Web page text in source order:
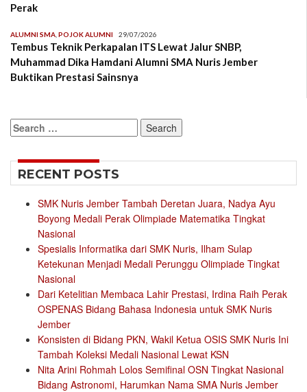
Perak
ALUMNI SMA POJOK ALUMNI 29/07/2026
Tembus Teknik Perkapalan ITS Lewat Jalur SNBP,
Muhammad Dika Hamdani Alumni SMA Nuris Jember
Buktikan Prestasi Sainsnya
Search
for:
RECENT POSTS
SMK Nuris Jember Tambah Deretan Juara, Nadya Ayu
Boyong Medali Perak Olimpiade Matematika Tingkat
Nasional
Spesialis Informatika dari SMK Nuris, Ilham Sulap
Ketekunan Menjadi Medali Perunggu Olimpiade Tingkat
Nasional
Dari Ketelitian Membaca Lahir Prestasi, Irdina Raih Perak
OSPENAS Bidang Bahasa Indonesia untuk SMK Nuris
Jember
Konsisten di Bidang PKN, Wakil Ketua OSIS SMK Nuris Ini
Tambah Koleksi Medali Nasional Lewat KSN
Nita Arini Rohmah Lolos Semifinal OSN Tingkat Nasional
Bidang Astronomi, Harumkan Nama SMA Nuris Jember